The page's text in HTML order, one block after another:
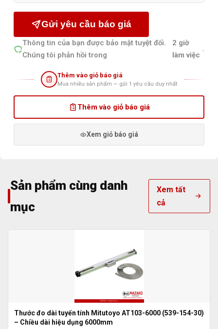
Gửi yêu cầu báo giá
Thông tin của bạn được bảo mật tuyệt đối.
Chúng tôi phản hồi trong
2 giờ
làm việc
.
Thêm vào giỏ báo giá
Mua nhiều sản phẩm — gửi 1 yêu cầu duy nhất
Thêm vào giỏ báo giá
Xem giỏ báo giá
Sản phẩm cùng danh
mục
Xem tất
cả
Thước đo dài tuyến tính Mitutoyo AT103-6000 (539-154-30)
– Chiều dài hiệu dụng 6000mm